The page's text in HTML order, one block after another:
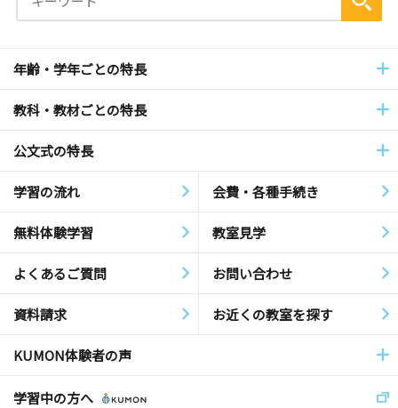
年齢・学年ごとの特長
教科・教材ごとの特長
公文式の特長
学習の流れ 会費・各種手続き
無料体験学習 教室見学
よくあるご質問 お問い合わせ
資料請求 お近くの教室を探す
KUMON体験者の声
学習中の方へ